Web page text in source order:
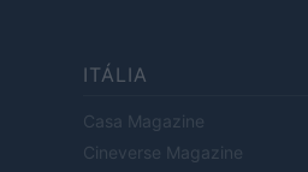
ITÁLIA
Casa Magazine
Cineverse Magazine